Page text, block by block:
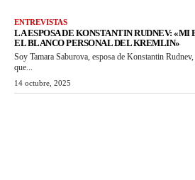
ENTREVISTAS
LA ESPOSA DE KONSTANTIN RUDNEV: «MI
EL BLANCO PERSONAL DEL KREMLIN»
Soy Tamara Saburova, esposa de Konstantin
que...
14 octubre, 2025